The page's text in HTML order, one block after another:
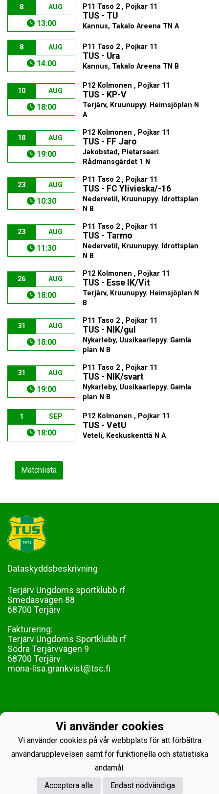
8 AUG
13:00
P11 Taso 2 , Pojkar 11
TUS - TU
Kannus, Takalo Areena TN A
8 AUG
14:00
P11 Taso 2 , Pojkar 11
TUS - Ura
Kannus, Takalo Areena TN B
10 AUG
18:00
P12 Kolmonen , Pojkar 11
TUS - KP-V
Terjärv, Kruunupyy. Heimsjöplan N
A
18 AUG
19:00
P12 Kolmonen , Pojkar 11
TUS - FF Jaro
Jakobstad, Pietarsaari.
Rådmansgärdet 1 N
23 AUG
10:30
P11 Taso 2 , Pojkar 11
TUS - FC Ylivieska/-16
Nedervetil, Kruunupyy. Idrottsplan
N B
23 AUG
11:30
P11 Taso 2 , Pojkar 11
TUS - Tarmo
Nedervetil, Kruunupyy. Idrottsplan
N B
26 AUG
18:00
P12 Kolmonen , Pojkar 11
TUS - Esse IK/Vit
Terjärv, Kruunupyy. Heimsjöplan N
B
31 AUG
18:00
P11 Taso 2 , Pojkar 11
TUS - NIK/gul
Nykarleby, Uusikaarlepyy. Gamla
plan N B
31 AUG
19:00
P11 Taso 2 , Pojkar 11
TUS - NIK/svart
Nykarleby, Uusikaarlepyy. Gamla
plan N B
1 SEP
18:00
P12 Kolmonen , Pojkar 11
TUS - VetU
Veteli, Keskuskenttä N A
Matchlista
Dataskyddsbeskrivning
Terjärv Ungdoms sportklubb rf
Smedasvägen 88
68700 Terjärv
Fakturering:
Terjärv Ungdoms Sportklubb rf
Södra Terjärvvägen 9
68700 Terjärv
mona-lisa.grankvist@tsc.fi
Vi använder cookies
Vi använder cookies på vår webbplats för att förbättra
användarupplevelsen samt för funktionella och statistiska
ändamål.
Acceptera alla
Endast nödvändiga